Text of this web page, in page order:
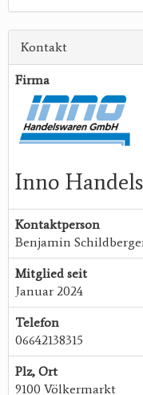
Kontakt
Firma
Inno
Kontaktperson
Benjamin
Mitglied seit
Januar 2024
Telefon
06642138315
Plz, Ort
9100 Völkermarkt